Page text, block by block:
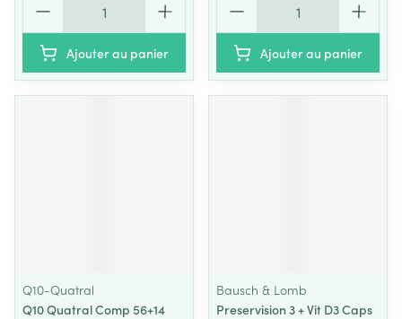
Ajouter au panier Ajouter au panier
Q10-Quatral
Q10 Quatral Comp 56+14
Bausch & Lomb
Preservision 3 + Vit D3 Caps